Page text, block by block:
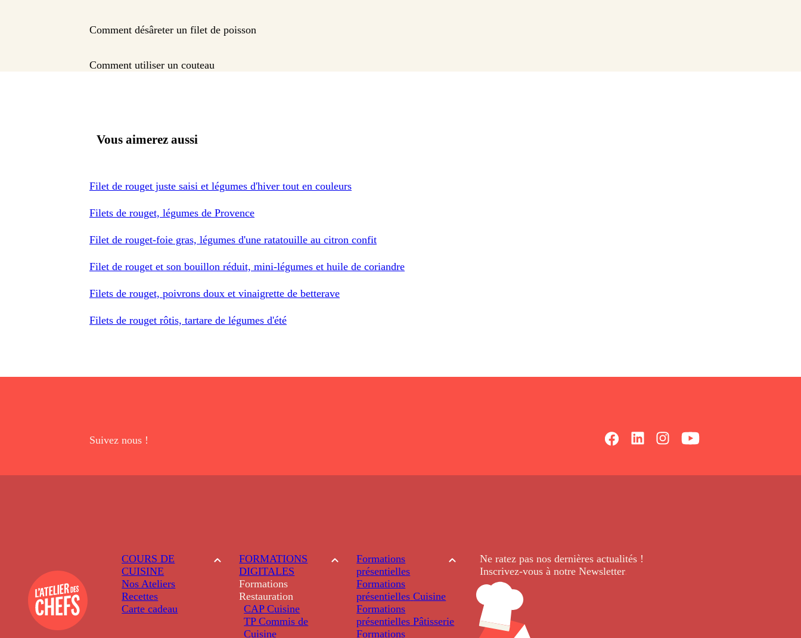
Comment désâreter un filet de poisson
Comment utiliser un couteau
Vous aimerez aussi
Filet de rouget juste saisi et légumes d'hiver tout en couleurs
Filets de rouget, légumes de Provence
Filet de rouget-foie gras, légumes d'une ratatouille au citron confit
Filet de rouget et son bouillon réduit, mini-légumes et huile de coriandre
Filets de rouget, poivrons doux et vinaigrette de betterave
Filets de rouget rôtis, tartare de légumes d'été
Suivez nous !
COURS DE
CUISINE
Nos Ateliers
Recettes
Carte cadeau
FORMATIONS
DIGITALES
Formations
Restauration
CAP Cuisine
TP Commis de
Cuisine
Formations
présentielles
Formations
présentielles Cuisine
Formations
présentielles Pâtisserie
Formations
Ne ratez pas nos dernièresactualités !
Inscrivez-vous à notre Newsletter.